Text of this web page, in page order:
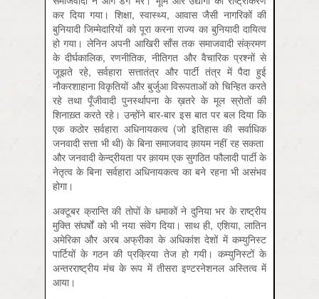
कर दिया गया। शिक्षा, स्वास्थ्य, आवास जैसी नागरिकों की
बुनियादी जिम्मेदारियों को पूरा करना राज्य का बुनियादी दायित्व
हो गया। लेनिन अपनी आखिरी साँस तक समाजवादी संक्रमण
के दीर्घकालिक, रणनीतिक, नीतिगत और वैचारिक प्रश्नों से
जूझते रहे, सर्वहारा सत्तातंत्र और पार्टी तंत्र में पैदा हुई
नौकरशाहाना विकृतियों और बुर्जुआ विरूपताओं को चिन्हित करते
रहे तथा पूँजीवादी पुनर्स्थापना के ख़तरे के मूल स्रोतों की
शिनाख़्त करते रहे। उन्होंने बार-बार इस बात पर बल दिया कि
एक कठोर सर्वहारा अधिनायकत्व (जो इतिहास की सर्वाधिक
जनवादी सत्ता भी थी) के बिना समाजवाद क़ायम नहीं रह सकता
और जनवादी केन्द्रीयता पर क़ायम एक सुगठित फौलादी पार्टी के
नेतृत्व के बिना सर्वहारा अधिनायकत्व का बने रहना भी असंभव
होगा।
अक्टूबर क्रान्ति की तोपों के धमाकों ने दुनिया भर के राष्ट्रीय
मुक्ति संघर्षों को भी नया संवेग दिया। साथ ही, एशिया, लातिन
अमेरिका और अरब अफ्रीका के अधिकांश देशों में कम्युनिस्ट
पार्टियों के गठन की प्रक्रिया तेज हो गयी। कम्युनिस्टों के
अन्तरराष्ट्रीय मंच के रूप में तीसरा इण्टरनेशनल अस्तित्व में
आया।